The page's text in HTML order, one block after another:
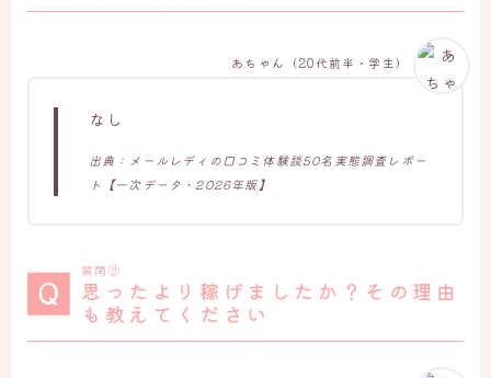
なし
出典：メールレディの口コミ体験談50名実態調査レポー
ト【一次データ・2026年版】
あちゃん（20代前半・学生）
質問⑩
思ったより稼げましたか？その理由
も教えてください